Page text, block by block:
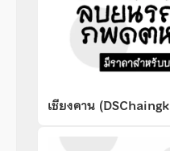
เชียงคาน